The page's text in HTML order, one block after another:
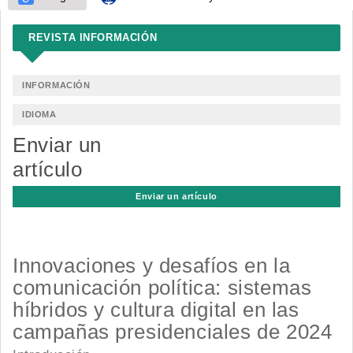
REVISTA INFORMACIÓN
INFORMACIÓN
IDIOMA
Enviar un
artículo
Enviar un artículo
Innovaciones y desafíos en la
comunicación política: sistemas
híbridos y cultura digital en las
campañas presidenciales de 2024